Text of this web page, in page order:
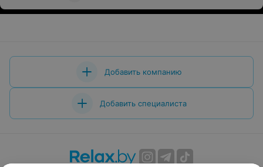
Добавить компанию
Добавить специалиста